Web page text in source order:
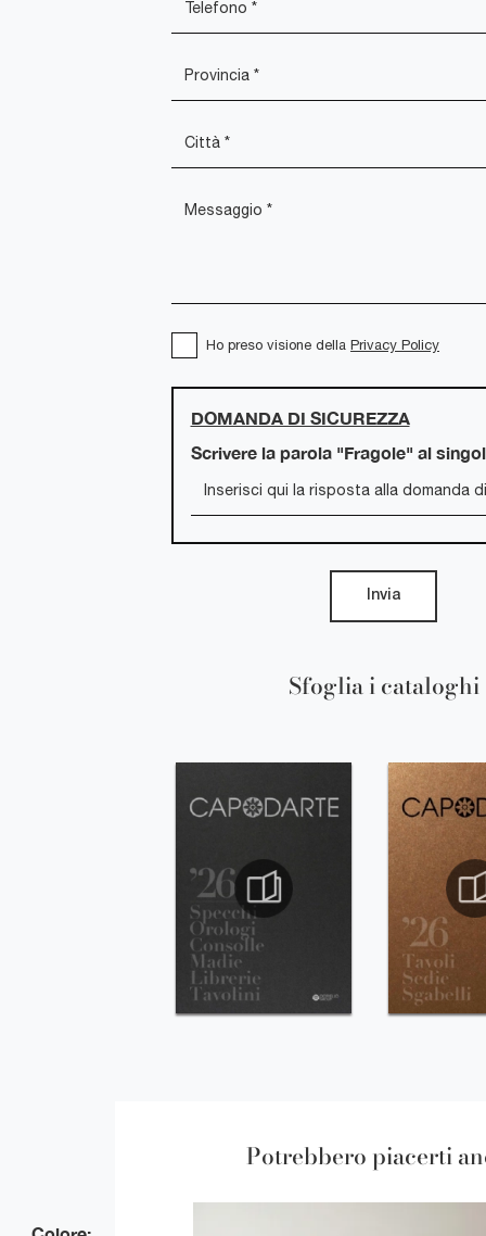
Sfoglia i cataloghi
Ho preso visione della Privacy Policy
DOMANDA DI SICUREZZA
Scrivere la parola "Fragole" al
Invia
Potrebbero piacerti